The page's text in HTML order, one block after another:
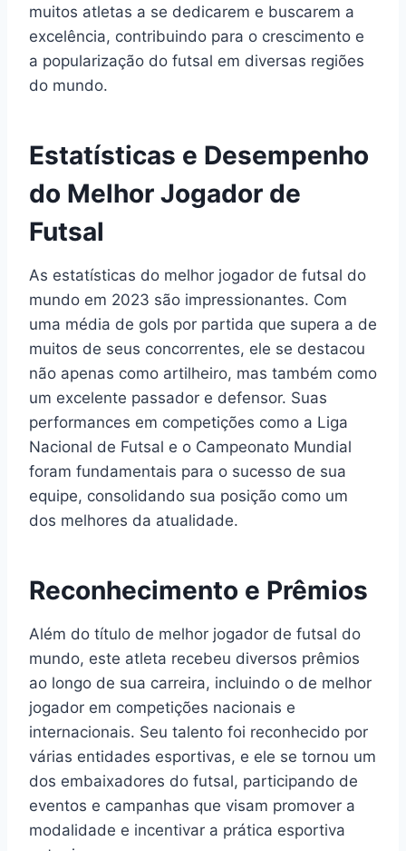
muitos atletas a se dedicarem e buscarem a
excelência, contribuindo para o crescimento e
a popularização do futsal em diversas regiões
do mundo.
Estatísticas e Desempenho
do Melhor Jogador de
Futsal
As estatísticas do melhor jogador de futsal do
mundo em 2023 são impressionantes. Com
uma média de gols por partida que supera a de
muitos de seus concorrentes, ele se destacou
não apenas como artilheiro, mas também como
um excelente passador e defensor. Suas
performances em competições como a Liga
Nacional de Futsal e o Campeonato Mundial
foram fundamentais para o sucesso de sua
equipe, consolidando sua posição como um
dos melhores da atualidade.
Reconhecimento e Prêmios
Além do título de melhor jogador de futsal do
mundo, este atleta recebeu diversos prêmios
ao longo de sua carreira, incluindo o de melhor
jogador em competições nacionais e
internacionais. Seu talento foi reconhecido por
várias entidades esportivas, e ele se tornou um
dos embaixadores do futsal, participando de
eventos e campanhas que visam promover a
modalidade e incentivar a prática esportiva